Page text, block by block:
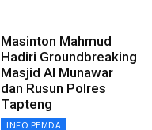
Masinton Mahmud
Hadiri Groundbreaking
Masjid Al Munawar
dan Rusun Polres
Tapteng
INFO PEMDA